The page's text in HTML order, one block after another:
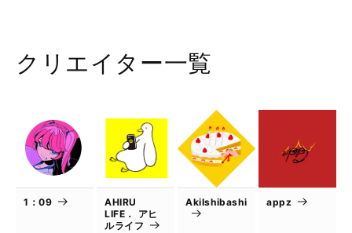
クリエイター一覧
1：09
AHIRU
LIFE． アヒ
ルライフ
AkiIshibashi appz